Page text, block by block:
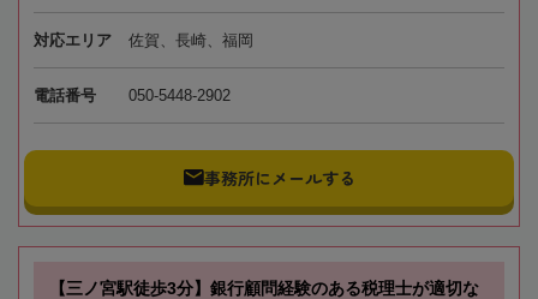
対応エリア 佐賀、長崎、福岡
電話番号 050-5448-2902
事務所にメールする
【三ノ宮駅徒歩3分】銀行顧問経験のある税理士が適切な